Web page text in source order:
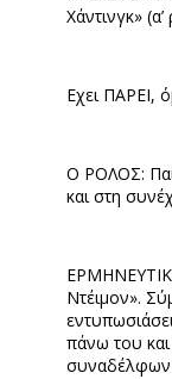
Χάντινγκ»
Εχει ΠΑΡΕΙ,
Ο ΡΟΛΟΣ:
και στη
Ντέιμον».
πάνω του και
συναδέλφων